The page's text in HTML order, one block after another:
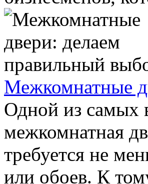
Межкомнатные
Одной из самых
межкомнатная
требуется не
или обоев. К